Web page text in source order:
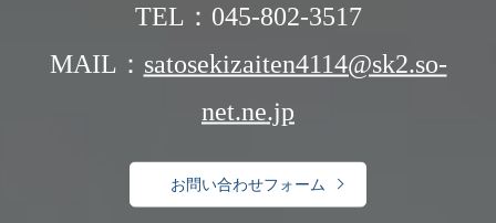
TEL：045-802-3517
MAIL： satosekizaiten4114@sk2.so-
net.ne.jp
お問い合わせフォーム